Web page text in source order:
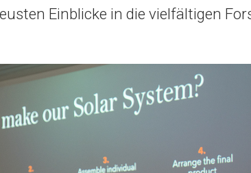
Einblicke in die vielfältigen